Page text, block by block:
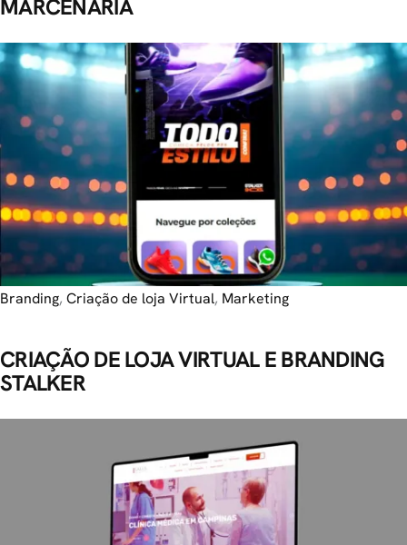
MARCENARIA
Branding, Criação de loja Virtual, Marketing
CRIAÇÃO DE LOJA VIRTUAL E BRANDING
STALKER